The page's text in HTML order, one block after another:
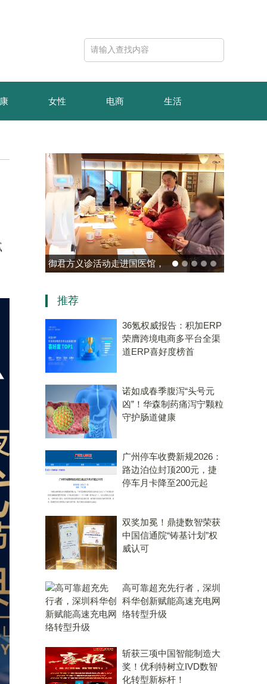
女性 电商 生活
玻色量子完成10亿元B轮融
算机赛道唯一代表！
推荐
36氪权威报告：积加ERP
荣膺跨境电商多平台全渠
道ERP喜好度榜首
诺如成春季腹泻“头号元
凶”！华森制药痛泻宁颗粒
守护肠道健康
广州停车收费新规2026：
路边泊位封顶200元，捷
停车月卡降至200元起
双奖加冕！鼎捷数智荣获
中国信通院“铸基计划”权
威认可
高可靠超充先行者，深圳
科华创新赋能高速充电网
络转型升级
斩获三项中国智能制造大
奖！优利特树立IVD数智
化转型新标杆！